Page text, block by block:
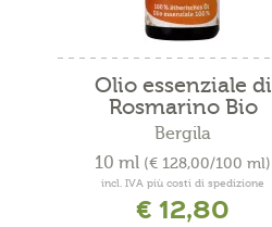
Olio essenziale di
Rosmarino Bio
Bergila
10 ml (€ 128,00/100 ml)
incl. IVA più costi di spedizione
€ 12,80